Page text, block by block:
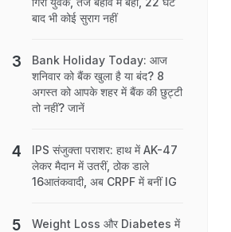
बाद भी कोई सुराग नहीं
Bank Holiday Today: आज
शनिवार को बैंक खुला है या बंद? 8
अगस्त को आपके शहर में बैंक की छुट्टी
तो नहीं? जानें
IPS संजुक्ता पराशर: हाथ में AK-47
लेकर मैदान में उतरीं, ठोक डाले
16आतंकवादी, अब CRPF में बनीं IG
Weight Loss और Diabetes में